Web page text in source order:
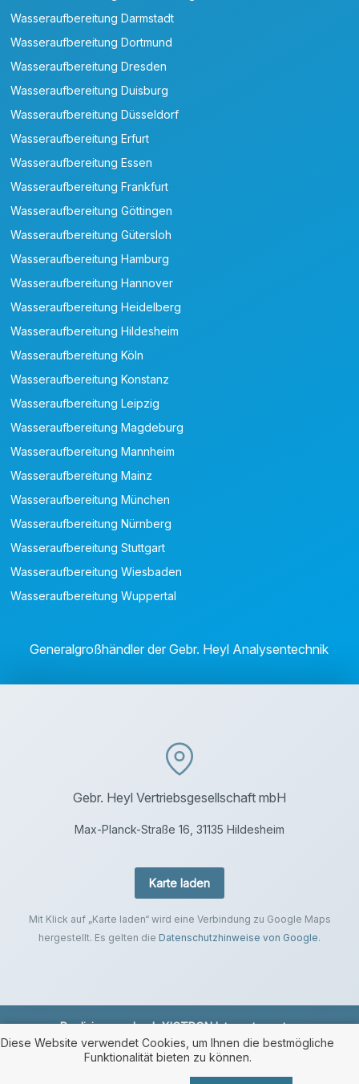
Wasseraufbereitung Darmstadt
Wasseraufbereitung Dortmund
Wasseraufbereitung Dresden
Wasseraufbereitung Duisburg
Wasseraufbereitung Düsseldorf
Wasseraufbereitung Erfurt
Wasseraufbereitung Essen
Wasseraufbereitung Frankfurt
Wasseraufbereitung Göttingen
Wasseraufbereitung Gütersloh
Wasseraufbereitung Hamburg
Wasseraufbereitung Hannover
Wasseraufbereitung Heidelberg
Wasseraufbereitung Hildesheim
Wasseraufbereitung Köln
Wasseraufbereitung Konstanz
Wasseraufbereitung Leipzig
Wasseraufbereitung Magdeburg
Wasseraufbereitung Mannheim
Wasseraufbereitung Mainz
Wasseraufbereitung München
Wasseraufbereitung Nürnberg
Wasseraufbereitung Stuttgart
Wasseraufbereitung Wiesbaden
Wasseraufbereitung Wuppertal
Generalgroßhändler der Gebr. Heyl Analysentechnik
Gebr. Heyl Vertriebsgesellschaft mbH
Max-Planck-Straße 16, 31135 Hildesheim
Karte laden
Mit Klick auf „Karte laden“ wird eine Verbindung zu Google Maps
hergestellt. Es gelten die Datenschutzhinweise von Google.
Realisierung durchXICTRON Internetagentur.
Diese Website verwendet Cookies, um Ihnen die bestmögliche
Funktionalität bieten zu können.